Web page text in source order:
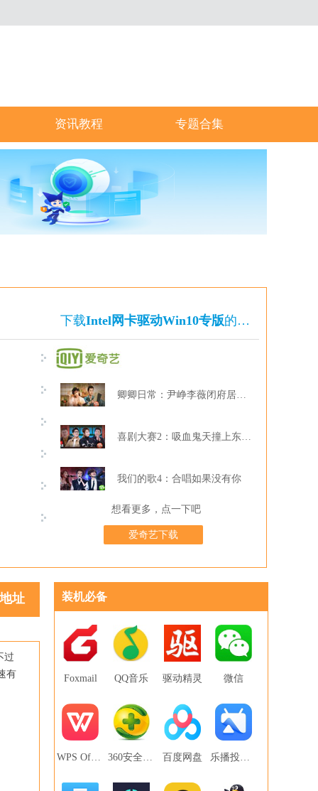
资讯教程 专题合集
下载Intel网卡驱动Win10专版的还下载了
卿卿日常：尹峥李薇闭府居家打牌
喜剧大赛2：吸血鬼天撞上东北波er
我们的歌4：合唱如果没有你
想看更多，点一下吧
爱奇艺下载
址
过
有
装机必备
Foxmail QQ音乐 驱动精灵 微信
WPS Office 360安全卫士 百度网盘 乐播投屏PC版